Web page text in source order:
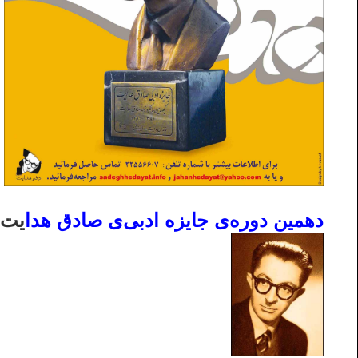
دهمين دوره‌ی جايزه ادبی‌ی صادق هدا يت